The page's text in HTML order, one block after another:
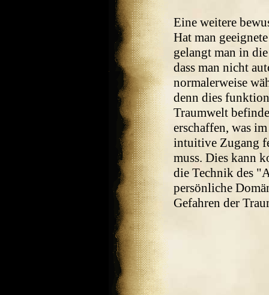
Eine weitere
Hat man
gelangt man in
dass man nicht
normalerweise
denn dies
Traumwelt
erschaffen, was
intuitive Zugang
muss. Dies kann
die Technik des
persönliche
Gefahren der